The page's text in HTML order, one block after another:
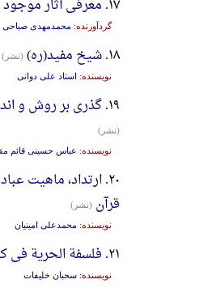
۱۷. معرفی آثار
گردآورنده: محمدمهدی صباحی
۱۸. شیخ مفید(ره) (نشر)
نویسنده: استاد علی دوانی
۱۹. گذری بر روش و
(نشر)
نویسنده: عباس حسینی قائم
۲۰. ارتداد، ماهیت
قرآن (نشر)
نویسنده: محمدعلی امینیان
۲۱. فلسفة الحریة فی
نویسنده: سحبان خلیفات